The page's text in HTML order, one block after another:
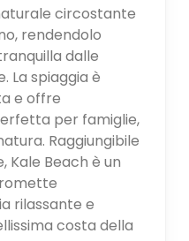
circostante
rendendolo
dalle
La spiaggia è
e offre
per famiglie,
Raggiungibile
Kale Beach è un
rilassante e
costa della